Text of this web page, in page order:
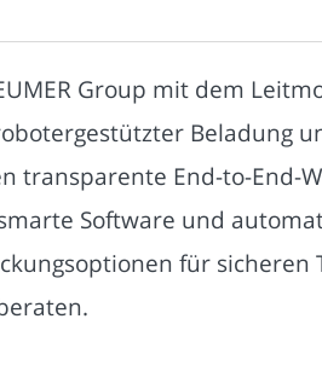
Group mit dem
Beladung
transparente End-to-End-
Software und
für